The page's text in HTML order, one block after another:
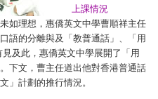
上課情況
如理想，惠僑英文中學曹順祥主任
語的分離與及「教普通話」、「用
及此，惠僑英文中學展開了「用
下文，曹主任道出他對香港普通話
」計劃的推行情況。